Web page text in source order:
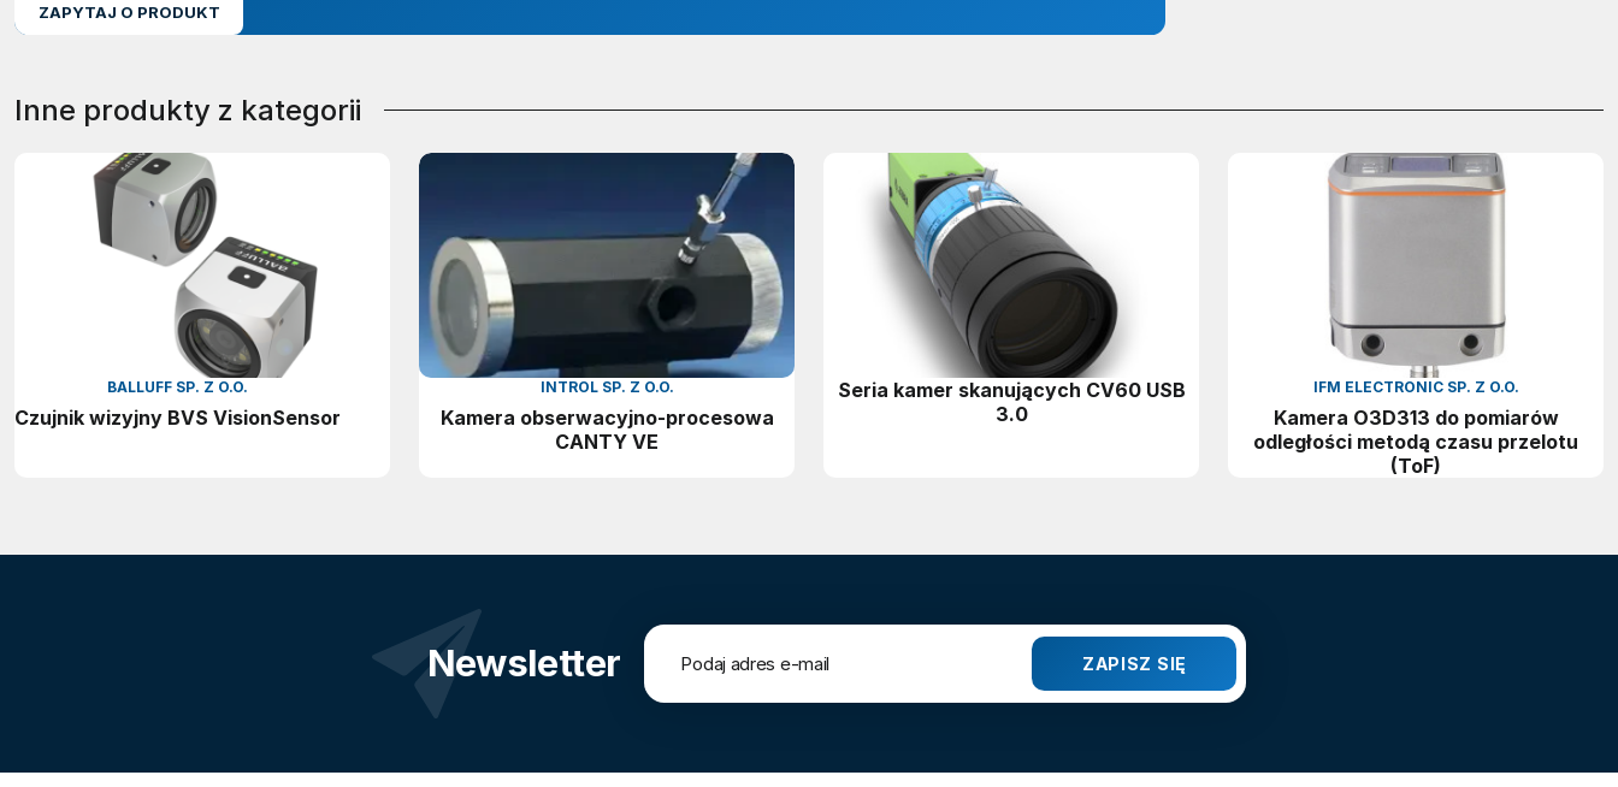
ZAPYTAJ O PRODUKT
Inne produkty z kategorii
BALLUFF SP. Z O.O.
Czujnik wizyjny BVS VisionSensor
INTROL SP. Z O.O.
Kamera obserwacyjno-procesowa
CANTY VE
Seria kamer skanujących CV60 USB
3.0
IFM ELECTRONIC SP. Z O.O.
Kamera O3D313 do pomiarów
odległości metodą czasu przelotu
(ToF)
Newsletter